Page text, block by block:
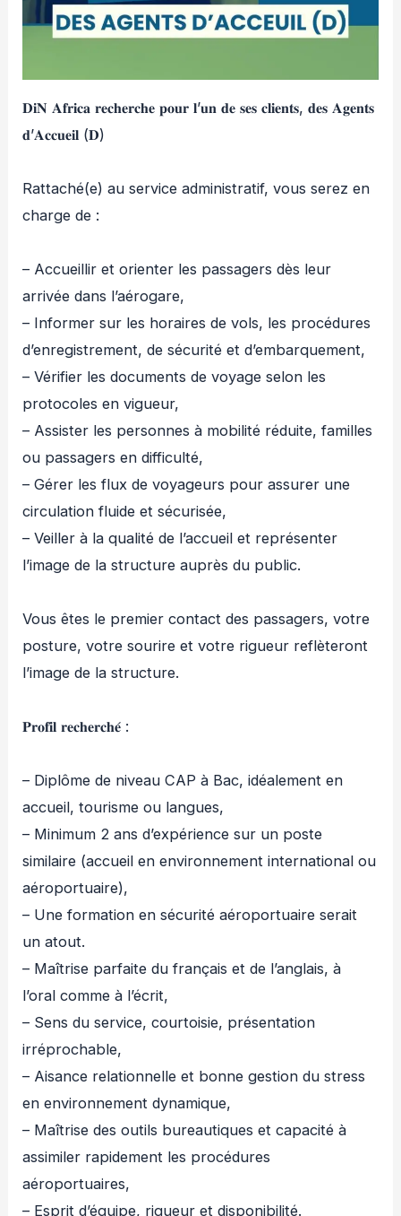
𝐃𝐢𝐍 𝐀𝐟𝐫𝐢𝐜𝐚 𝐫𝐞𝐜𝐡𝐞𝐫𝐜𝐡𝐞 𝐩𝐨𝐮𝐫 𝐥’𝐮𝐧 𝐝𝐞 𝐬𝐞𝐬 𝐜𝐥𝐢𝐞𝐧𝐭𝐬, 𝐝𝐞𝐬 𝐀𝐠𝐞𝐧𝐭𝐬
𝐝’𝐀𝐜𝐜𝐮𝐞𝐢𝐥 (𝐃)
Rattaché(e) au service administratif, vous serez en
charge de :
– Accueillir et orienter les passagers dès leur
arrivée dans l’aérogare,
– Informer sur les horaires de vols, les procédures
d’enregistrement, de sécurité et d’embarquement,
– Vérifier les documents de voyage selon les
protocoles en vigueur,
– Assister les personnes à mobilité réduite, familles
ou passagers en difficulté,
– Gérer les flux de voyageurs pour assurer une
circulation fluide et sécurisée,
– Veiller à la qualité de l’accueil et représenter
l’image de la structure auprès du public.
Vous êtes le premier contact des passagers, votre
posture, votre sourire et votre rigueur reflèteront
l’image de la structure.
𝐏𝐫𝐨𝐟𝐢𝐥 𝐫𝐞𝐜𝐡𝐞𝐫𝐜𝐡𝐞́ :
– Diplôme de niveau CAP à Bac, idéalement en
accueil, tourisme ou langues,
– Minimum 2 ans d’expérience sur un poste
similaire (accueil en environnement international ou
aéroportuaire),
– Une formation en sécurité aéroportuaire serait
un atout.
– Maîtrise parfaite du français et de l’anglais, à
l’oral comme à l’écrit,
– Sens du service, courtoisie, présentation
irréprochable,
– Aisance relationnelle et bonne gestion du stress
en environnement dynamique,
– Maîtrise des outils bureautiques et capacité à
assimiler rapidement les procédures
aéroportuaires,
– Esprit d’équipe, rigueur et disponibilité.